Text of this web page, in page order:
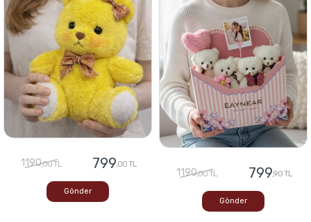
1190,00 TL 799,00 TL
Gönder
1190,00 TL 799,90 TL
Gönder